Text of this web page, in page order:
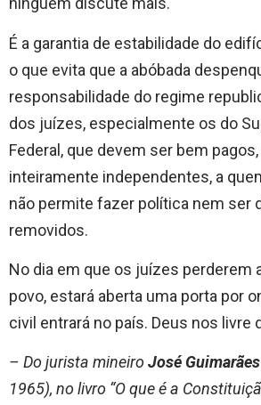
É a garantia de estabilidade do
o que evita que a abóbada
responsabilidade do regime
dos juízes, especialmente os do
Federal, que devem ser bem
inteiramente independentes, a
não permite fazer política nem ser
removidos.
No dia em que os juízes perderem
povo, estará aberta uma porta por
civil entrará no país. Deus nos livre
– Do jurista mineiroJosé
1965), no livro “O que é a